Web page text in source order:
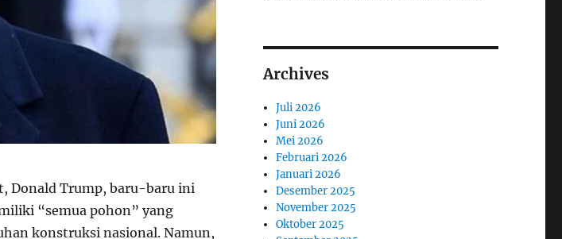
Donald Trump, baru-baru ini
“semua pohon” yang
konstruksi nasional. Namun,
Archives
Juli 2026
Juni 2026
Mei 2026
Februari 2026
Januari 2026
Desember 2025
November 2025
Oktober 2025